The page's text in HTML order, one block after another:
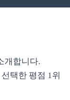
개합니다.
택한 평점 1위